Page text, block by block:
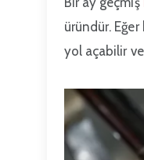
üründür.
yol açabilir